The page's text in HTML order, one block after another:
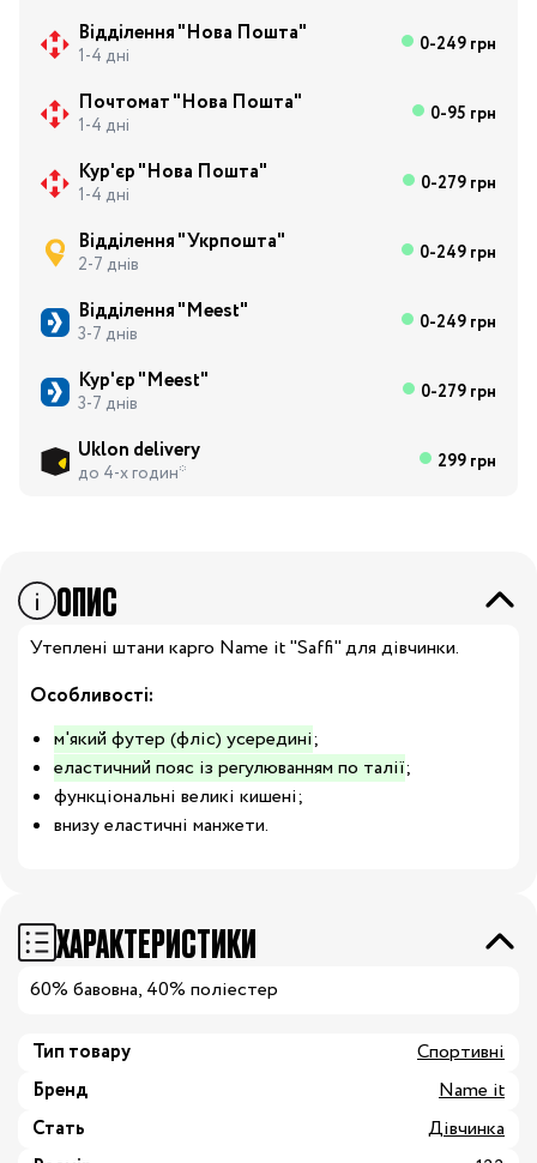
Відділення "Нова Пошта"
1-4 дні 0-249 грн
Почтомат "Нова Пошта"
1-4 дні 0-95 грн
Кур'єр "Нова Пошта"
1-4 дні 0-279 грн
Відділення "Укрпошта"
2-7 днів 0-249 грн
Відділення "Meest"
3-7 днів 0-249 грн
Кур'єр "Meest"
3-7 днів 0-279 грн
Uklon delivery
до 4-х годин* 299 грн
ОПИС
Утеплені штани карго Name it "Saffi" для дівчинки.
Особливості:
м'який футер (фліс) усередині;
еластичний пояс із регулюванням по талії;
функціональні великі кишені;
внизу еластичні манжети.
ХАРАКТЕРИСТИКИ
60% бавовна, 40% поліестер
Тип товару
Спортивні
Бренд
Name it
Стать
Дівчинка